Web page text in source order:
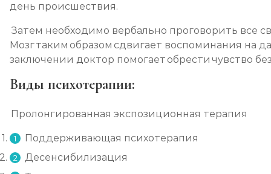
день происшествия.
Затем необходимо вербально проговорить все
Мозг таким образом сдвигает воспоминания на
заключении доктор помогает обрести чувство
Виды психотерапии:
Пролонгированная экспозиционная терапия
Поддерживающая психотерапия
Десенсибилизация